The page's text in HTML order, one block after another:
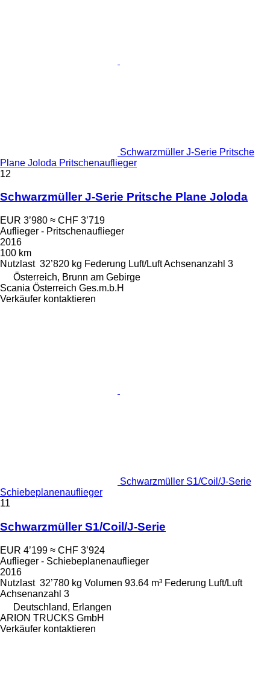
Schwarzmüller J-Serie Pritsche
Plane Joloda Pritschenauflieger
12
Schwarzmüller J-Serie Pritsche Plane Joloda
EUR 3’980 ≈ CHF 3’719
Auflieger - Pritschenauflieger
2016
100 km
Nutzlast 32’820 kg Federung Luft/LuftAchsenanzahl 3
Österreich, Brunn am Gebirge
Scania Österreich Ges.m.b.H
Verkäufer kontaktieren
Schwarzmüller S1/Coil/J-Serie
Schiebeplanenauflieger
11
Schwarzmüller S1/Coil/J-Serie
EUR 4’199 ≈ CHF 3’924
Auflieger - Schiebeplanenauflieger
2016
Nutzlast 32’780 kg Volumen 93.64 m³ Federung Luft/Luft
Achsenanzahl 3
Deutschland, Erlangen
ARION TRUCKS GmbH
Verkäufer kontaktieren